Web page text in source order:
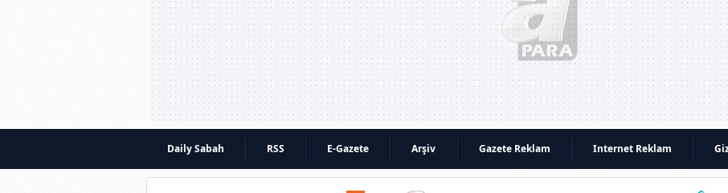
Daily Sabah RSS E-Gazete Arşiv Gazete Reklam Internet Reklam